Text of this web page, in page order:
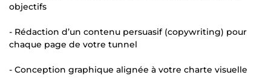
objectifs
- Rédaction d’un contenu persuasif (copywriting) pour
chaque page de votre tunnel
- Conception graphique alignée à votre charte visuelle